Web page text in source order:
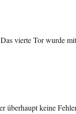
vierte Tor wurde mit
überhaupt keine